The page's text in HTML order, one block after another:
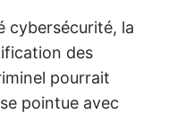
cybersécurité, la
des
pourrait
pointue avec